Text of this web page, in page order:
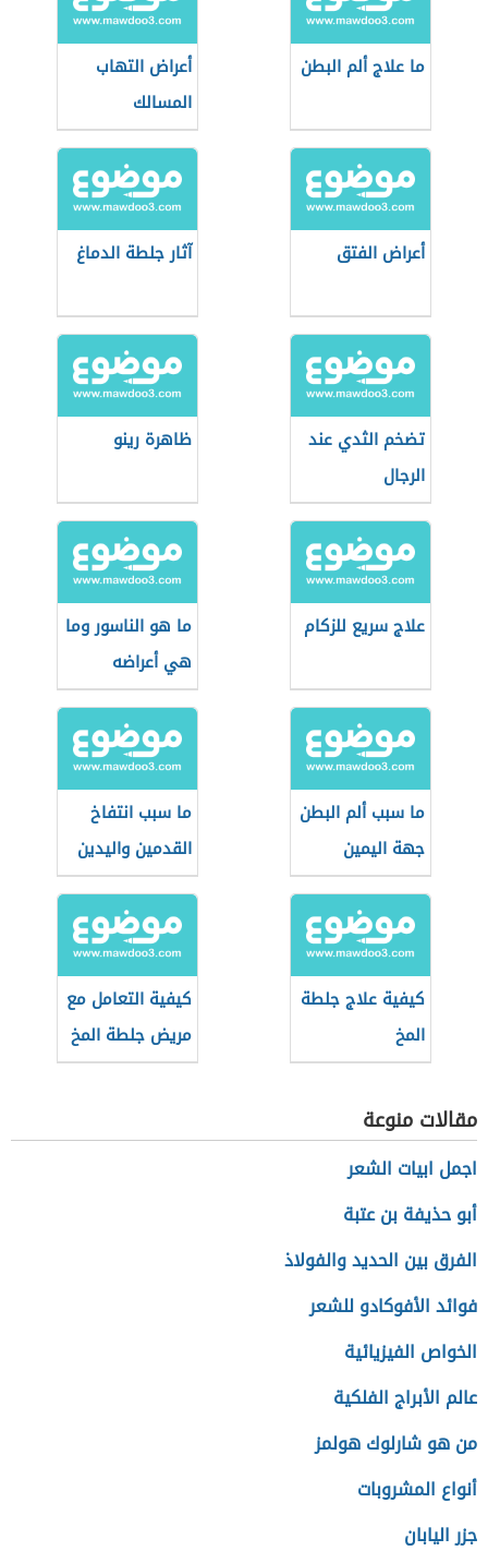
ما علاج ألم البطن
أعراض التهاب
المسالك
أعراض الفتق آثار جلطة الدماغ
تضخم الثدي عند
الرجال
ظاهرة رينو
علاج سريع للزكام
ما هو الناسور وما
هي أعراضه
ما سبب ألم البطن
جهة اليمين
ما سبب انتفاخ
القدمين واليدين
كيفية علاج جلطة
المخ
كيفية التعامل مع
مريض جلطة المخ
مقالات منوعة
اجمل ابيات الشعر
أبو حذيفة بن عتبة
الفرق بين الحديد والفولاذ
فوائد الأفوكادو للشعر
الخواص الفيزيائية
عالم الأبراج الفلكية
من هو شارلوك هولمز
أنواع المشروبات
جزر اليابان